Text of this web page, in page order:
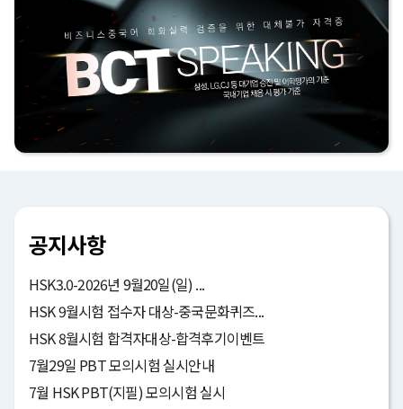
공지사항
HSK3.0-2026년 9월20일(일) ...
HSK 9월시험 접수자 대상-중국문화퀴즈...
HSK 8월시험 합격자대상-합격후기이벤트
7월29일 PBT 모의시험 실시안내
7월 HSK PBT(지필) 모의시험 실시